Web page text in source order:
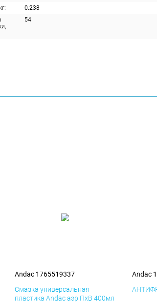
0.238
54
Andac 1765519337
Смазка универсальная
пластика Andac аэр ПхВ 400мл
Andac